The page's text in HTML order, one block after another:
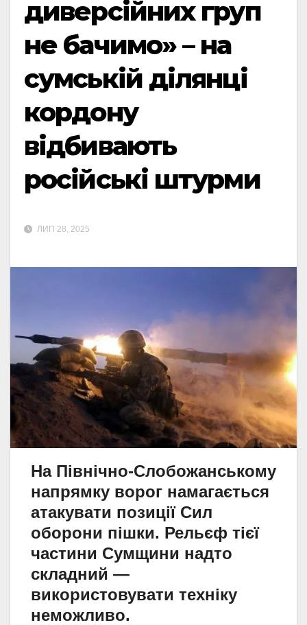
диверсійних груп
не бачимо» – на
сумській ділянці
кордону
відбивають
російські штурми
ЛИП 28, 2025
На Північно-Слобожанському
напрямку ворог намагається
атакувати позиції Сил
оборони пішки. Рельєф тієї
частини Сумщини надто
складний —
використовувати техніку
неможливо.